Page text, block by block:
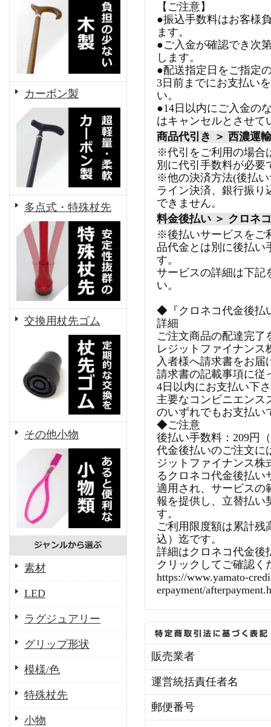
カーボン製
多点式・特殊杖先
交換用杖先ゴム
その他小物
素材
LED
ラグジュアリー
グリップ形状
模様/色
特殊杖先
小物
【ご注意】
●振込手数料はお客様
ます。
●ご入金が確認でき次
します。
●配送指定日をご指定
3日前までにお支払い
い。
●14日以内にご入金の
はキャンセルとさせて
商品代引き ＞ 西濃運輸
※代引をご利用の場合
別に代引手数料が必要
※他の決済方法(後払
ライン決済、銀行振り
できません。
料金後払い ＞ クロネ
※後払いサービスをご
品代金とは別に後払い
す。
サービスの詳細は下記
い。
◆『クロネコ代金後払
詳細
ご注文商品の配達完了
レジットファイナンス
入者様へ請求書をお届
請求書の記載事項に従
4日以内にお支払い下
主要なコンビニエンス
のいずれでもお支払い
◆ご注意
後払い手数料：209円
代金後払いのご注文に
ジットファイナンス株
るクロネコ代金後払い
適用され、サービスの
報を提供し、立替払い
す。
ご利用限度額は累計残
込）迄です。
詳細はクロネコ代金後
クリックしてご確認く
https://www.yamato-
erpayment/
販売業者
運営統括責任者名
郵便番号